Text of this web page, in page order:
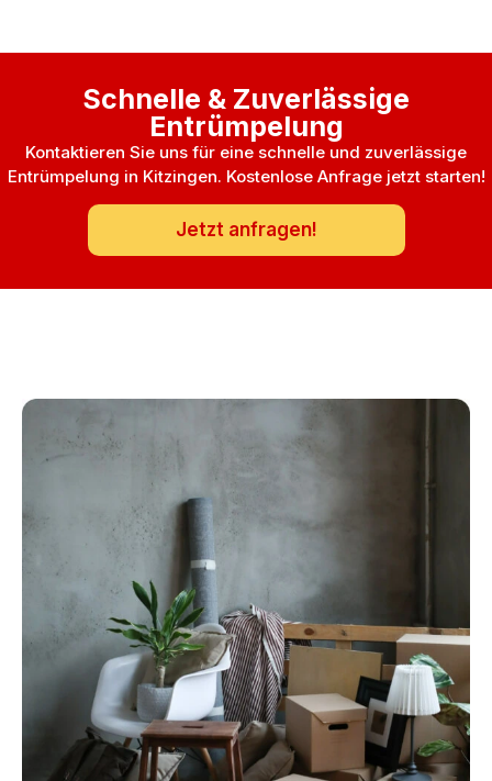
Schnelle & Zuverlässige
Entrümpelung
Kontaktieren Sie uns für eine schnelle und zuverlässige
Entrümpelung in Kitzingen. Kostenlose Anfrage jetzt starten!
Jetzt anfragen!